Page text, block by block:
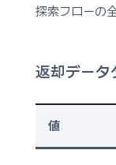
探索フローの
返却デー
値